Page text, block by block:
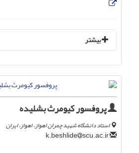
بیشتر
پروفسور کیومرث بشلیده
استاد دانشگاه شهید چمران اهواز، اهواز، ایران
scu.ac.ir